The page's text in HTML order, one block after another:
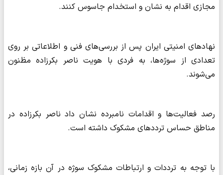
مجازی اقدام به نشان و استخدام جاسوس کنند.
نهادهای امنیتی ایران پس از بررسی‌های فنی و اطلاعاتی بر روی
تعدادی از سوژه‌ها، به فردی با هویت ناصر بکرزاده مظنون
می‌شوند.
رصد فعالیت‌ها و اقدامات نامبرده نشان داد ناصر بکرزاده در
مناطق حساس ترددهای مشکوک داشته است.
با توجه به ترددات و ارتباطات مشکوک سوژه در آن بازه زمانی،